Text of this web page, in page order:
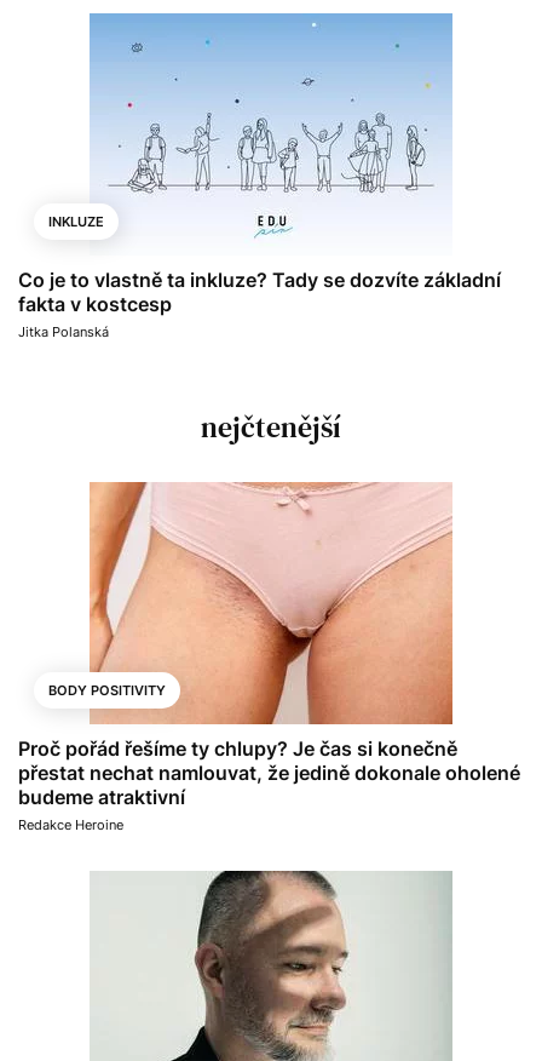
INKLUZE
Co je to vlastně ta inkluze? Tady se dozvíte základní
fakta v kostcesp
Jitka Polanská
nejčtenější
BODY POSITIVITY
Proč pořád řešíme ty chlupy? Je čas si konečně
přestat nechat namlouvat, že jedině dokonale oholené
budeme atraktivní
Redakce Heroine